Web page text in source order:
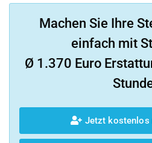
Machen Sie Ihre
einfach mit
Ø 1.370 Euro
Jetzt kostenlos